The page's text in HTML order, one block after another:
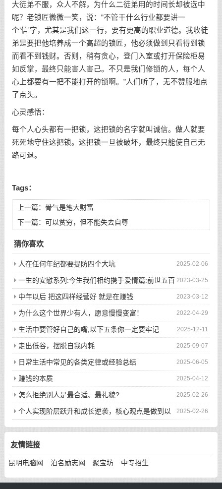
大徒弟不服，众人不解，为什么二徒弟用的时间长却被选中
呢？老锁匠微微一笑，说：“不管干什么行业都要讲一
个‘信'字，尤其是我们这一行，要有更高的职业道德。我收徒
弟是要把他培养成一个高超的锁匠，他必须做到只看得到锁
而看不到钱财。否则，稍有贪心，登门入室或打开保险柜易
如反掌，最终只能害人害己。不只是我们修锁的人，每个人
心上都要有一把不能打开的锁啊。”人们听了，无不赞服地点
了点头。
心灵感悟：
每个人心头都有一把锁，这把锁的名字就叫诚信。做人就要
死死地守住这把锁。这把锁一旦被破坏，最终只能使自己无
路可退。
Tags：
上一篇： 骨气是笔大财富
下一篇： 可以贫穷，但不能失去自尊
猜你喜欢
2025-02-06
人在任何年纪都要提防四个大坑
2023-03-25
一生的安慰系列:今生我们相约携手爱情篇:前世五百
次的回眸才换来今生的相遇
2023-03-12
中年以后 把这四样经营好 就是在赚钱
2022-04-29
为什么这个世界少有人，愿意慢慢变富！
2025-12-11
生活中要管好自己的嘴,以下五条你一定要牢记
2025-09-07
走出低谷，摆脱自我内耗
2025-06-05
日常生活中常见的各类定律或经验总结
2025-04-12
赚钱的本质
2025-02-26
怎么拒绝别人是最合适、最礼貌?
2025-02-26
个人实现阶层跃升和成长逆袭，核心观点是做到以
下八件事
友情链接
昆明电脑网 泊名励志网 聚宝坊 中专招生